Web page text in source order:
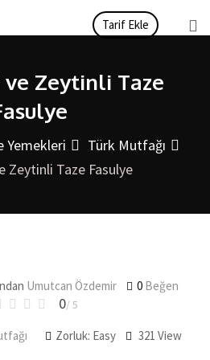
Tarif Ekle
Zeytinli Taze
Yemekleri
Türk Mutfağı
Zeytinli Taze Fasulye
Umutcan Özdemir 0 Beğen
0/ 5
Zorluk: Easy 321 View